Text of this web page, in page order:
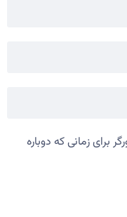
برای زمانی که دوباره